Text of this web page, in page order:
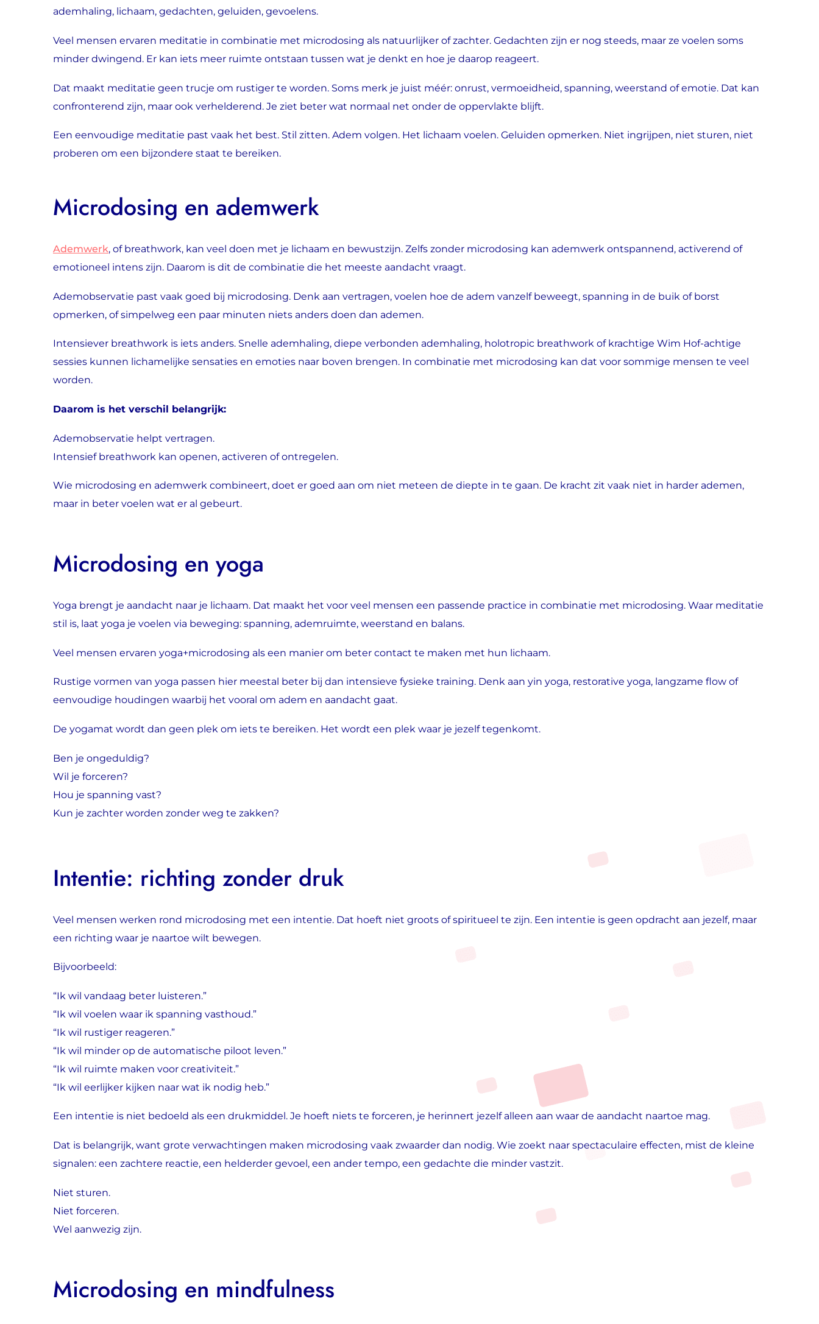
ademhaling, lichaam, gedachten, geluiden, gevoelens.
Veel mensen ervaren meditatie in combinatie met microdosing als natuurlijker of zachter. Gedachten zijn er nog steeds, maar ze voelen soms
minder dwingend. Er kan iets meer ruimte ontstaan tussen wat je denkt en hoe je daarop reageert.
Dat maakt meditatie geen trucje om rustiger te worden. Soms merk je juist méér: onrust, vermoeidheid, spanning, weerstand of emotie. Dat kan
confronterend zijn, maar ook verhelderend. Je ziet beter wat normaal net onder de oppervlakte blijft.
Een eenvoudige meditatie past vaak het best. Stil zitten. Adem volgen. Het lichaam voelen. Geluiden opmerken. Niet ingrijpen, niet sturen, niet
proberen om een bijzondere staat te bereiken.
Microdosing en ademwerk
Ademwerk, of breathwork, kan veel doen met je lichaam en bewustzijn. Zelfs zonder microdosing kan ademwerk ontspannend, activerend of
emotioneel intens zijn. Daarom is dit de combinatie die het meeste aandacht vraagt.
Ademobservatie past vaak goed bij microdosing. Denk aan vertragen, voelen hoe de adem vanzelf beweegt, spanning in de buik of borst
opmerken, of simpelweg een paar minuten niets anders doen dan ademen.
Intensiever breathwork is iets anders. Snelle ademhaling, diepe verbonden ademhaling, holotropic breathwork of krachtige Wim Hof-achtige
sessies kunnen lichamelijke sensaties en emoties naar boven brengen. In combinatie met microdosing kan dat voor sommige mensen te veel
worden.
Daarom is het verschil belangrijk:
Ademobservatie helpt vertragen.
Intensief breathwork kan openen, activeren of ontregelen.
Wie microdosing en ademwerk combineert, doet er goed aan om niet meteen de diepte in te gaan. De kracht zit vaak niet in harder ademen,
maar in beter voelen wat er al gebeurt.
Microdosing en yoga
Yoga brengt je aandacht naar je lichaam. Dat maakt het voor veel mensen een passende practice in combinatie met microdosing. Waar meditatie
stil is, laat yoga je voelen via beweging: spanning, ademruimte, weerstand en balans.
Veel mensen ervaren yoga+microdosing als een manier om beter contact te maken met hun lichaam.
Rustige vormen van yoga passen hier meestal beter bij dan intensieve fysieke training. Denk aan yin yoga, restorative yoga, langzame flow of
eenvoudige houdingen waarbij het vooral om adem en aandacht gaat.
De yogamat wordt dan geen plek om iets te bereiken. Het wordt een plek waar je jezelf tegenkomt.
Ben je ongeduldig?
Wil je forceren?
Hou je spanning vast?
Kun je zachter worden zonder weg te zakken?
Intentie: richting zonder druk
Veel mensen werken rond microdosing met een intentie. Dat hoeft niet groots of spiritueel te zijn. Een intentie is geen opdracht aan jezelf, maar
een richting waar je naartoe wilt bewegen.
Bijvoorbeeld:
“Ik wil vandaag beter luisteren.”
“Ik wil voelen waar ik spanning vasthoud.”
“Ik wil rustiger reageren.”
“Ik wil minder op de automatische piloot leven.”
“Ik wil ruimte maken voor creativiteit.”
“Ik wil eerlijker kijken naar wat ik nodig heb.”
Een intentie is niet bedoeld als een drukmiddel. Je hoeft niets te forceren, je herinnert jezelf alleen aan waar de aandacht naartoe mag.
Dat is belangrijk, want grote verwachtingen maken microdosing vaak zwaarder dan nodig. Wie zoekt naar spectaculaire effecten, mist de kleine
signalen: een zachtere reactie, een helderder gevoel, een ander tempo, een gedachte die minder vastzit.
Niet sturen.
Niet forceren.
Wel aanwezig zijn.
Microdosing en mindfulness